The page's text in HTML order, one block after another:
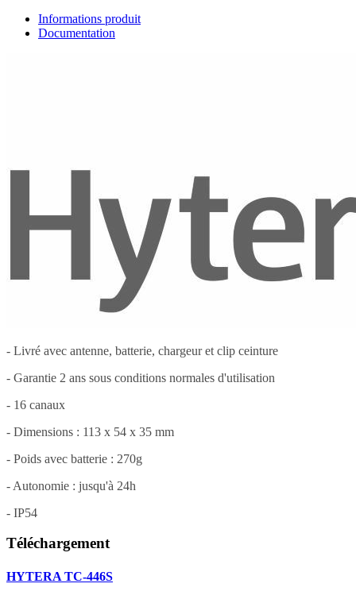
Informations produit
Documentation
- Livré avec antenne, batterie, chargeur et clip ceinture
- Garantie 2 ans sous conditions normales d'utilisation
- 16 canaux
- Dimensions : 113 x 54 x 35 mm
- Poids avec batterie : 270g
- Autonomie : jusqu'à 24h
- IP54
Téléchargement
HYTERA TC-446S